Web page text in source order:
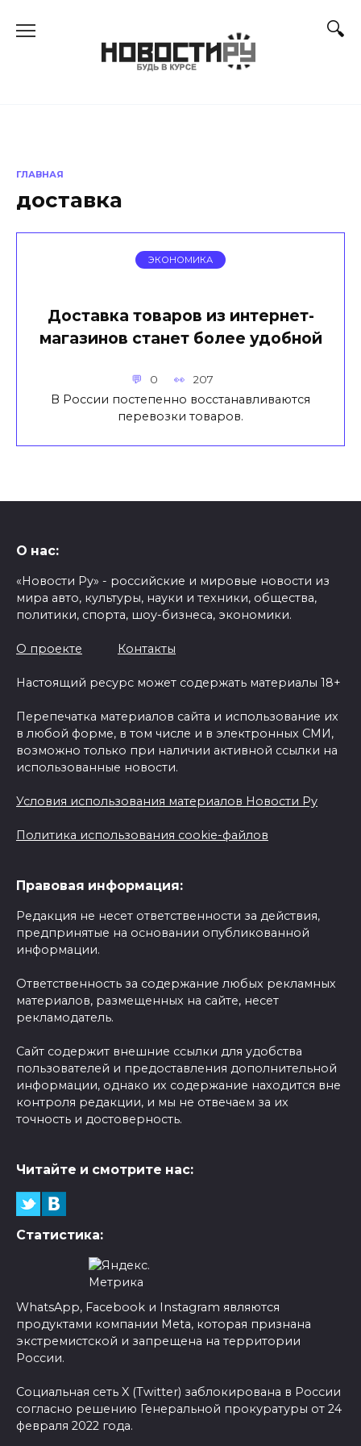
ГЛАВНАЯ
доставка
ЭКОНОМИКА
Доставка товаров из интернет-
магазинов станет более удобной
0 207
В России постепенно восстанавливаются
перевозки товаров.
О нас:
«Новости Ру» - российские и мировые новости из
мира авто, культуры, науки и техники, общества,
политики, спорта, шоу-бизнеса, экономики.
О проекте Контакты
Настоящий ресурс может содержать материалы 18+
Перепечатка материалов сайта и использование их
в любой форме, в том числе и в электронных СМИ,
возможно только при наличии активной ссылки на
использованные новости.
Условия использования материалов Новости Ру
Политика использования cookie-файлов
Правовая информация:
Редакция не несет ответственности за действия,
предпринятые на основании опубликованной
информации.
Ответственность за содержание любых рекламных
материалов, размещенных на сайте, несет
рекламодатель.
Сайт содержит внешние ссылки для удобства
пользователей и предоставления дополнительной
информации, однако их содержание находится вне
контроля редакции, и мы не отвечаем за их
точность и достоверность.
Читайте и смотрите нас:
Статистика:
WhatsApp, Facebook и Instagram являются
продуктами компании Meta, которая признана
экстремистской и запрещена на территории
России.
Социальная сеть X (Twitter) заблокирована в России
согласно решению Генеральной прокуратуры от 24
февраля 2022 года.